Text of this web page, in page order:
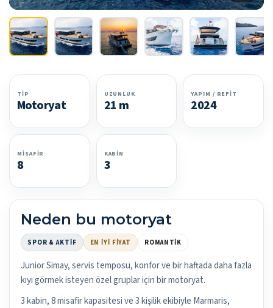
TIP
Motoryat
UZUNLUK
21 m
YAPIM / REFIT
2024
MISAFIR
8
KABIN
3
Neden bu motoryat
SPOR & AKTIF EN İYI FIYAT ROMANTIK
Junior Simay, servis temposu, konfor ve bir haftada daha fazla
kıyı görmek isteyen özel gruplar için bir motoryat.
3 kabin, 8 misafir kapasitesi ve 3 kişilik ekibiyle Marmaris,